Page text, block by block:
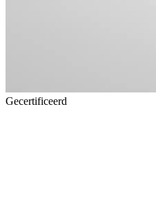
Gecertificeerd